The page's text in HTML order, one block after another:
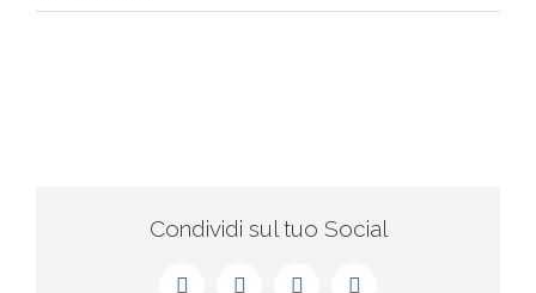
Condividi sul tuo Social